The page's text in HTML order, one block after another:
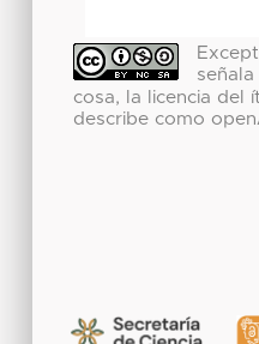
cosa, la licencia del
describe como